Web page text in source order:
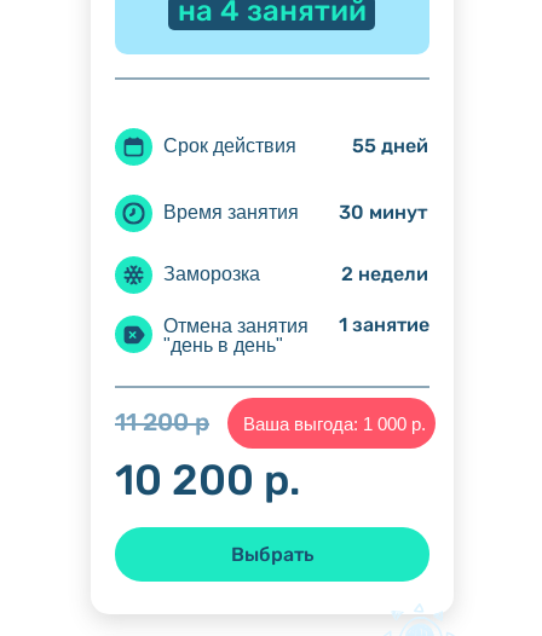
на 4 занятий
Срок действия 55 дней
Время занятия 30 минут
11 200 р
10 200 р.
Выбрать
Заморозка 2 недели
Ваша выгода: 1 000 р.
Отмена занятия
"день в день"
1 занятие